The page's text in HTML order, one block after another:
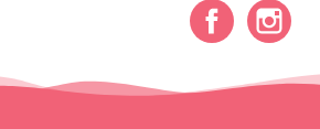
Facebook